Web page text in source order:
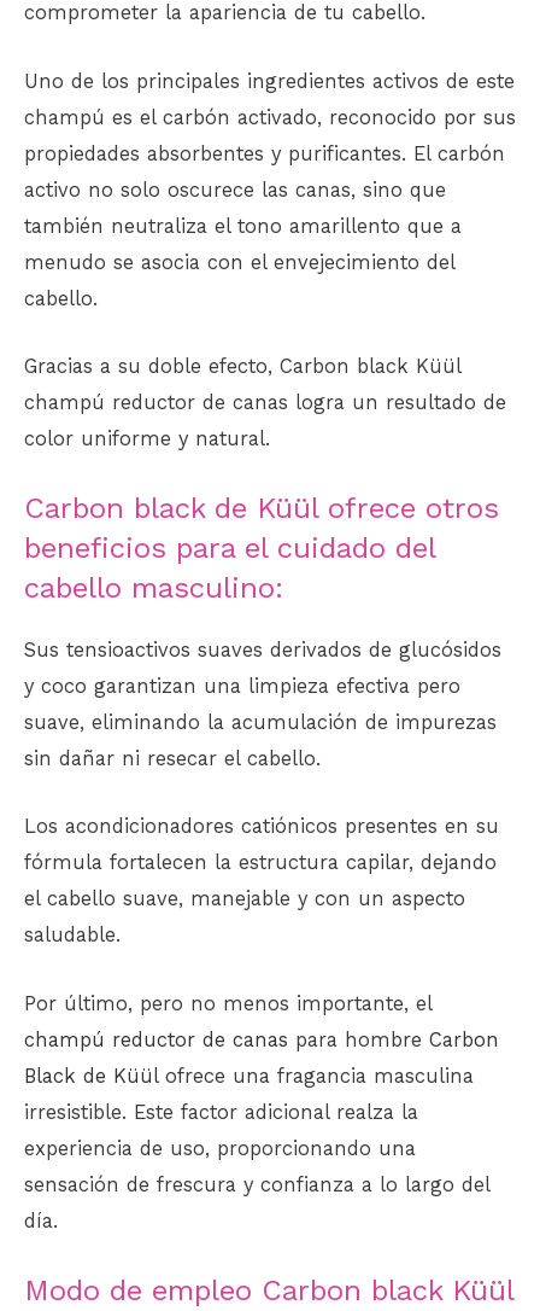
comprometer la apariencia de tu cabello.
Uno de los principales ingredientes activos de este
champú es el carbón activado, reconocido por sus
propiedades absorbentes y purificantes. El carbón
activo no solo oscurece las canas, sino que
también neutraliza el tono amarillento que a
menudo se asocia con el envejecimiento del
cabello.
Gracias a su doble efecto, Carbon black Küül
champú reductor de canas logra un resultado de
color uniforme y natural.
Carbon black de Küül ofrece otros
beneficios para el cuidado del
cabello masculino:
Sus tensioactivos suaves derivados de glucósidos
y coco garantizan una limpieza efectiva pero
suave, eliminando la acumulación de impurezas
sin dañar ni resecar el cabello.
Los acondicionadores catiónicos presentes en su
fórmula fortalecen la estructura capilar, dejando
el cabello suave, manejable y con un aspecto
saludable.
Por último, pero no menos importante, el
champú reductor de canas para hombre Carbon
Black de Küülofrece una fragancia masculina
irresistible. Este factor adicional realza la
experiencia de uso, proporcionando una
sensación de frescura y confianza a lo largo del
día.
Modo de empleo Carbon black Küül